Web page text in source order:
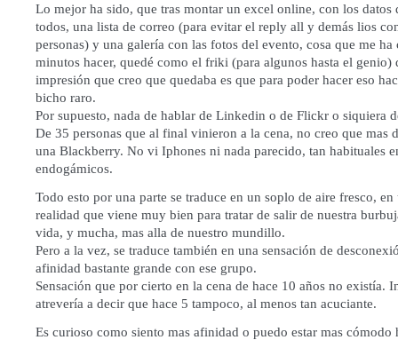
Lo mejor ha sido, que tras montar un excel online, con los datos
todos, una lista de correo (para evitar el reply all y demás lios
personas) y una galería con las fotos del evento, cosa que me ha
minutos hacer, quedé como el friki (para algunos hasta el genio)
impresión que creo que quedaba es que para poder hacer eso
bicho raro.
Por supuesto, nada de hablar de Linkedin o de Flickr o siquiera
De 35 personas que al final vinieron a la cena, no creo que mas
una Blackberry. No vi Iphones ni nada parecido, tan habituales
endogámicos.
Todo esto por una parte se traduce en un soplo de aire fresco,
realidad que viene muy bien para tratar de salir de nuestra
vida, y mucha, mas alla de nuestro mundillo.
Pero a la vez, se traduce también en una sensación de
afinidad bastante grande con ese grupo.
Sensación que por cierto en la cena de hace 10 años no existía.
atrevería a decir que hace 5 tampoco, al menos tan acuciante.
Es curioso como siento mas afinidad o puedo estar mas cómodo